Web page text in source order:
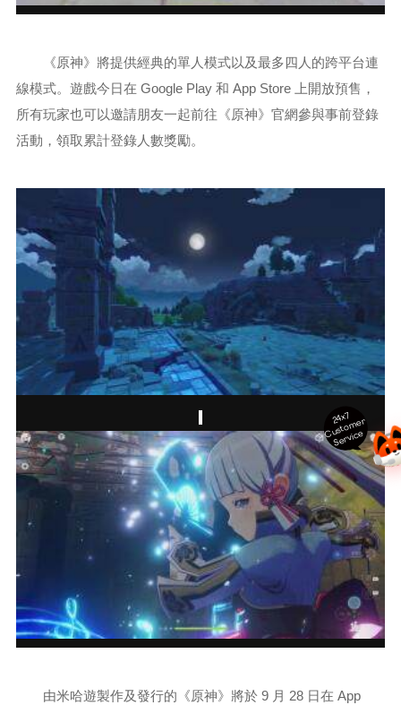
《原神》將提供經典的單人模式以及最多四人的跨平台連
線模式。遊戲今日在 Google Play 和 App Store 上開放預售，
所有玩家也可以邀請朋友一起前往《原神》官網參與事前登錄
活動，領取累計登錄人數獎勵。
由米哈遊製作及發行的《原神》將於 9 月 28 日在 App
24x7
C
ust
o
m
er
S
ervi
c
e